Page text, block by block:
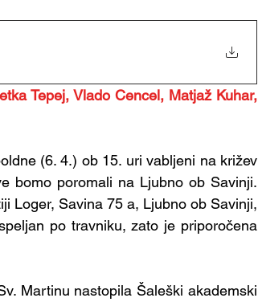
Tepej, Vlado Cencel, Matjaž Kuhar,
(6. 4.) ob 15. uri vabljeni na križev
bomo poromali na Ljubno ob Savinji.
Loger, Savina 75 a, Ljubno ob Savinji,
po travniku, zato je priporočena
Martinu nastopila Šaleški akademski